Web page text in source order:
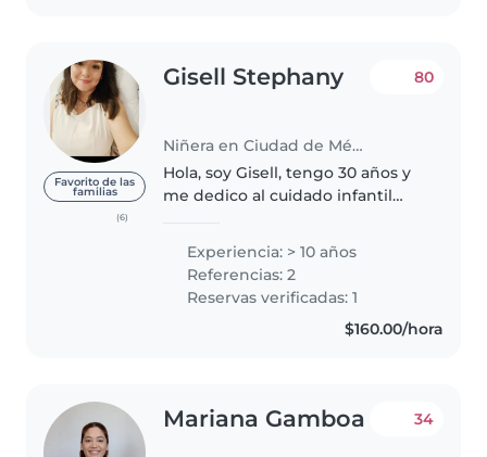
Favorito de las
familias
(6)
Gisell Stephany
Niñera en Ciudad de México
80
Hola, soy Gisell, tengo 30 años y
me dedico al cuidado infantil
verdadera vocación 💛 Cuento
con más de 10 años de
experiencia acompañando a
bebés desde..
Experiencia: > 10 años
Referencias: 2
Reservas verificadas: 1
$160.00/hora
Mariana Gamboa 34